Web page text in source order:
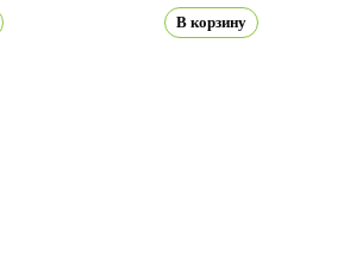
В корзину